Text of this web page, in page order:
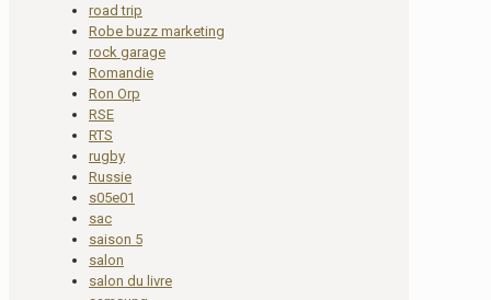
road trip
Robe buzz marketing
rock garage
Romandie
Ron Orp
RSE
RTS
rugby
Russie
s05e01
sac
saison 5
salon
salon du livre